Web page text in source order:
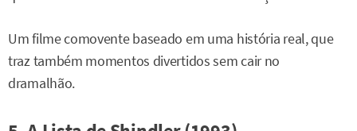
Um filme comovente baseado em uma história real, que
traz também momentos divertidos sem cair no
dramalhão.